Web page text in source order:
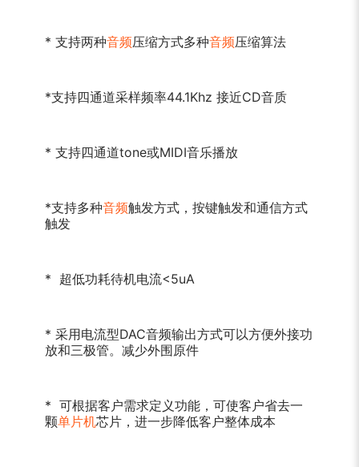
* 支持两种音频压缩方式多种音频压缩算法
*支持四通道采样频率44.1Khz 接近CD音质
* 支持四通道tone或MIDI音乐播放
*支持多种音频触发方式，按键触发和通信方式
触发
* 超低功耗待机电流<5uA
* 采用电流型DAC音频输出方式可以方便外接功
放和三极管。减少外围原件
* 可根据客户需求定义功能，可使客户省去一
颗单片机芯片，进一步降低客户整体成本